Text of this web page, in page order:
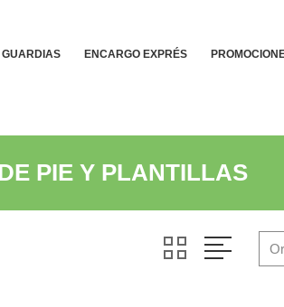
GUARDIAS ENCARGO EXPRÉS
PIE Y PLANTILLAS